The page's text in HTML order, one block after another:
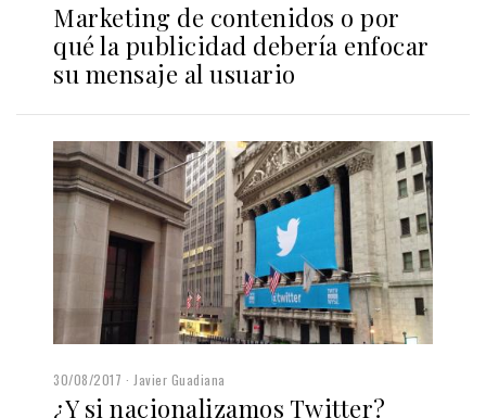
Marketing de contenidos o por
qué la publicidad debería enfocar
su mensaje al usuario
30/08/2017 Javier Guadiana
¿Y si nacionalizamos Twitter?